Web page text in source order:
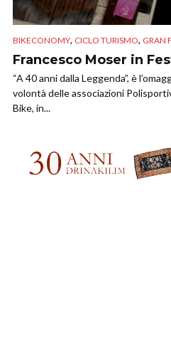
BIKECONOMY, CICLO TURISMO, GRAN
Francesco Moser in
“A 40 anni dalla Leggenda”, è
volontà delle associazioni
Bike, in...